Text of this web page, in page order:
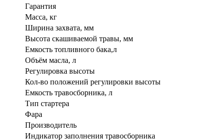
Гарантия
Масса, кг
Ширина захвата, мм
Высота скашиваемой травы, мм
Емкость топливного бака,л
Объём масла, л
Регулировка высоты
Кол-во положений регулировки высоты
Емкость травосборника, л
Тип стартера
Фара
Производитель
Индикатор заполнения травосборника